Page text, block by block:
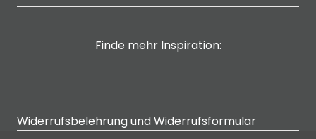
Finde mehr Inspiration:
Widerrufsbelehrung und Widerrufsformular